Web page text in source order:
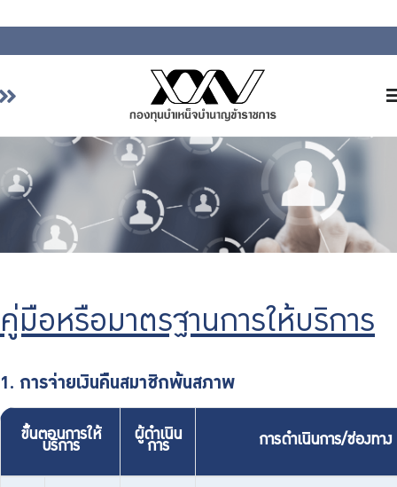
เกี่ยวกับ กบข.
บริการสมาชิก
ลงทุน
รายงานผลการดำเนินงาน
จัดซื้อจัดจ้าง
บริการเจ้าหน้าที่ส่วนราชการ
ร่วมงานกับเรา
คู่มือหรือมาตรฐานการให้บริการ
1. การจ่ายเงินคืนสมาชิกพ้นสภาพ
ขั้นตอนการให้
บริการ
ผู้ดำเนิน
การ
การดำเนินการ/ช่องทาง